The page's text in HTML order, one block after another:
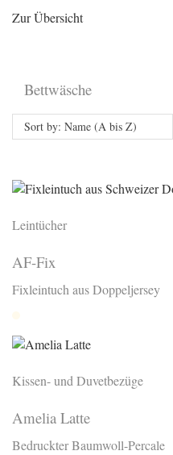
Zur Übersicht
Bettwäsche
Sort by: Name (A bis Z)
Leintücher
AF-Fix
Fixleintuch aus Doppeljersey
Kissen- und Duvetbezüge
Amelia Latte
Bedruckter Baumwoll-Percale